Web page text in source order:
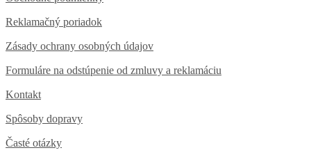
Reklamačný poriadok
Zásady ochrany osobných údajov
Formuláre na odstúpenie od zmluvy a reklamáciu
Kontakt
Spôsoby dopravy
Časté otázky